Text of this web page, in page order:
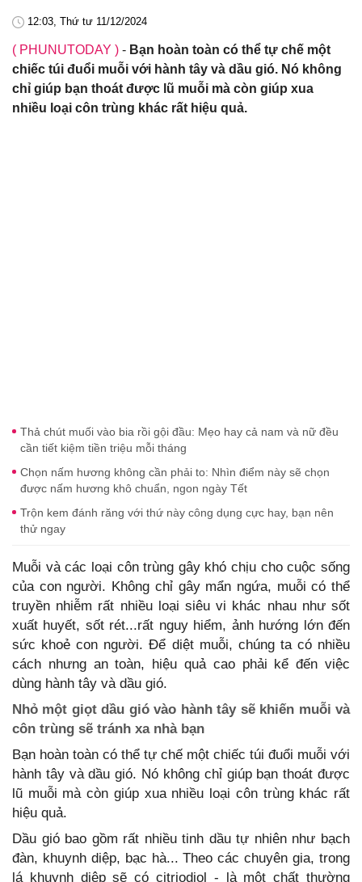
12:03, Thứ tư 11/12/2024
( PHUNUTODAY ) - Bạn hoàn toàn có thể tự chế một
chiếc túi đuổi muỗi với hành tây và dầu gió. Nó không
chỉ giúp bạn thoát được lũ muỗi mà còn giúp xua
nhiều loại côn trùng khác rất hiệu quả.
Thả chút muối vào bia rồi gội đầu: Mẹo hay cả nam và nữ đều
cần tiết kiệm tiền triệu mỗi tháng
Chọn nấm hương không cần phải to: Nhìn điểm này sẽ chọn
được nấm hương khô chuẩn, ngon ngày Tết
Trộn kem đánh răng với thứ này công dụng cực hay, bạn nên
thử ngay
Muỗi và các loại côn trùng gây khó chịu cho cuộc sống
của con người. Không chỉ gây mẩn ngứa, muỗi có thể
truyền nhiễm rất nhiều loại siêu vi khác nhau như sốt
xuất huyết, sốt rét...rất nguy hiểm, ảnh hướng lớn đến
sức khoẻ con người. Để diệt muỗi, chúng ta có nhiều
cách nhưng an toàn, hiệu quả cao phải kể đến việc
dùng hành tây và dầu gió.
Nhỏ một giọt dầu gió vào hành tây sẽ khiến muỗi và
côn trùng sẽ tránh xa nhà bạn
Bạn hoàn toàn có thể tự chế một chiếc túi đuổi muỗi với
hành tây và dầu gió. Nó không chỉ giúp bạn thoát được
lũ muỗi mà còn giúp xua nhiều loại côn trùng khác rất
hiệu quả.
Dầu gió bao gồm rất nhiều tinh dầu tự nhiên như bạch
đàn, khuynh diệp, bạc hà... Theo các chuyên gia, trong
lá khuynh diệp sẽ có citriodiol - là một chất thường